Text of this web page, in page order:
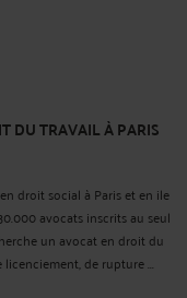
DU TRAVAIL À PARIS
droit social à Paris et en ile
avocats inscrits au seul
un avocat en droit du
de rupture ...